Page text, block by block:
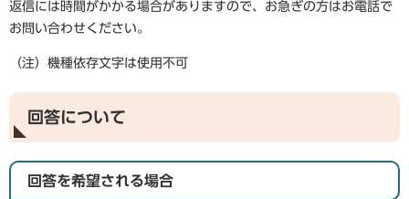
返信には時間がかかる場合がありますので、お急ぎの方はお電話で
お問い合わせください。
（注）機種依存文字は使用不可
回答について
回答を希望される場合